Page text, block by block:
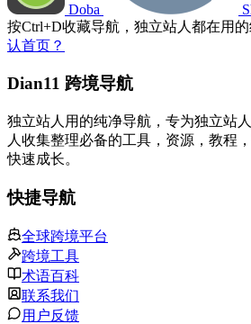
Doba
按Ctrl+D收藏导航，独立站人都在用的
认首页？
Dian11 跨境导航
独立站人用的纯净导航，专为独立站
人收集整理必备的工具，资源，教程
快速成长。
快捷导航
全球跨境平台
跨境工具
术语百科
联系我们
用户反馈